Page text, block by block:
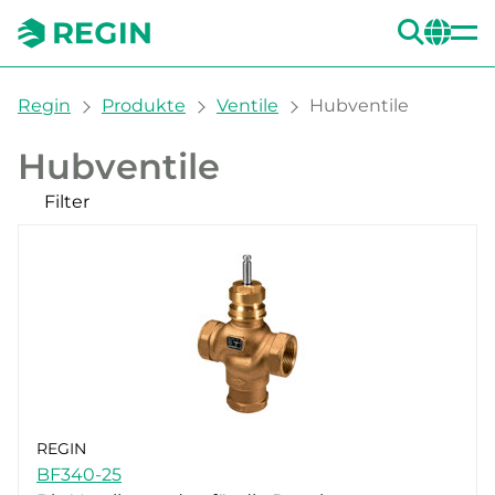
You are here:
Regin Produkte Ventile Hubventile
Hubventile
Filter
Industrietechnik (40)
Regin (101)
Ventiltyp
2-Wege (60)
Anwendung
REGIN
BF340-25